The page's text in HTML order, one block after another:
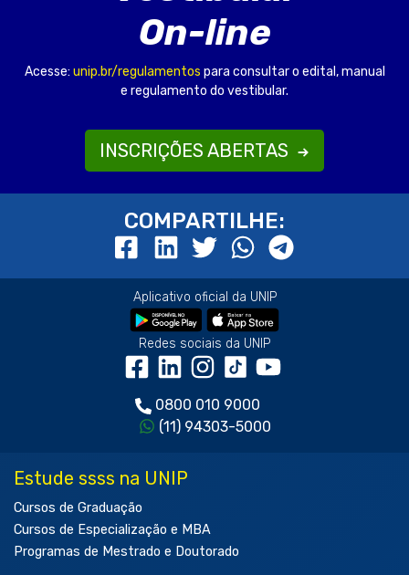
On-line
Acesse: unip.br/regulamentos para consultar o edital, manual
e regulamento do vestibular.
INSCRIÇÕES ABERTAS
COMPARTILHE:
Aplicativo oficial da UNIP
Redes sociais da UNIP
0800 010 9000
(11) 94303-5000
Estude ssss na UNIP
Cursos de Graduação
Cursos de Especialização e MBA
Programas de Mestrado e Doutorado